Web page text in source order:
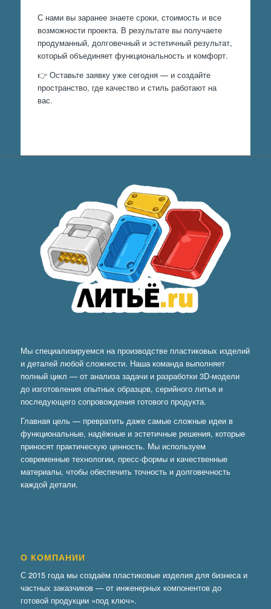
С нами вы заранее знаете сроки, стоимость и все
возможности проекта. В результате вы получаете
продуманный, долговечный и эстетичный результат,
который объединяет функциональность и комфорт.
👉 Оставьте заявку уже сегодня — и создайте
пространство, где качество и стиль работают на
вас.
Мы специализируемся на производстве пластиковых изделий
и деталей любой сложности. Наша команда выполняет
полный цикл — от анализа задачи и разработки 3D-модели
до изготовления опытных образцов, серийного литья и
последующего сопровождения готового продукта.
Главная цель — превратить даже самые сложные идеи в
функциональные, надёжные и эстетичные решения, которые
приносят практическую ценность. Мы используем
современные технологии, пресс-формы и качественные
материалы, чтобы обеспечить точность и долговечность
каждой детали.
О КОМПАНИИ
С 2015 года мы создаём пластиковые изделия для бизнеса и
частных заказчиков — от инженерных компонентов до
готовой продукции «под ключ».